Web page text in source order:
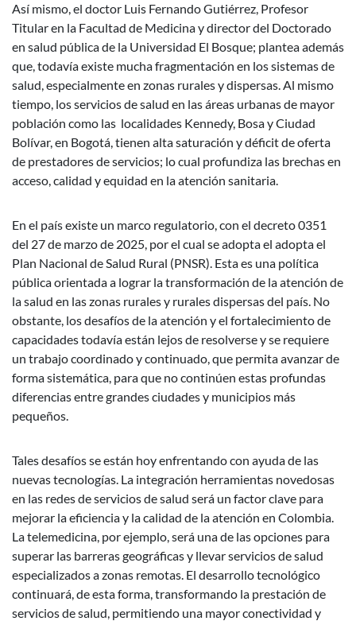
Así mismo, el doctor Luis Fernando Gutiérrez, Profesor
Titular en la Facultad de Medicina y director del Doctorado
en salud pública de la Universidad El Bosque; plantea además
que, todavía existe mucha fragmentación en los sistemas de
salud, especialmente en zonas rurales y dispersas. Al mismo
tiempo, los servicios de salud en las áreas urbanas de mayor
población como las localidades Kennedy, Bosa y Ciudad
Bolívar, en Bogotá, tienen alta saturación y déficit de oferta
de prestadores de servicios; lo cual profundiza las brechas en
acceso, calidad y equidad en la atención sanitaria.
En el país existe un marco regulatorio, con el decreto 0351
del 27 de marzo de 2025, por el cual se adopta el adopta el
Plan Nacional de Salud Rural (PNSR). Esta es una política
pública orientada a lograr la transformación de la atención de
la salud en las zonas rurales y rurales dispersas del país. No
obstante, los desafíos de la atención y el fortalecimiento de
capacidades todavía están lejos de resolverse y se requiere
un trabajo coordinado y continuado, que permita avanzar de
forma sistemática, para que no continúen estas profundas
diferencias entre grandes ciudades y municipios más
pequeños.
Tales desafíos se están hoy enfrentando con ayuda de las
nuevas tecnologías. La integración herramientas novedosas
en las redes de servicios de salud será un factor clave para
mejorar la eficiencia y la calidad de la atención en Colombia.
La telemedicina, por ejemplo, será una de las opciones para
superar las barreras geográficas y llevar servicios de salud
especializados a zonas remotas. El desarrollo tecnológico
continuará, de esta forma, transformando la prestación de
servicios de salud, permitiendo una mayor conectividad y